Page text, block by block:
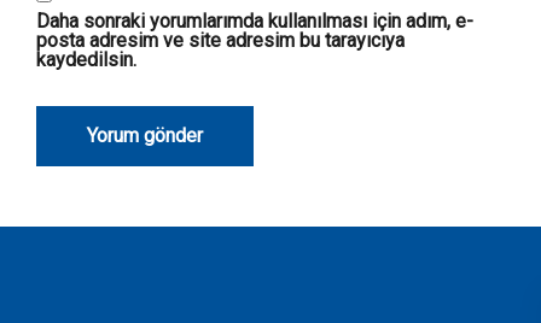
Daha sonraki yorumlarımda kullanılması için adım, e-
posta adresim ve site adresim bu tarayıcıya
kaydedilsin.